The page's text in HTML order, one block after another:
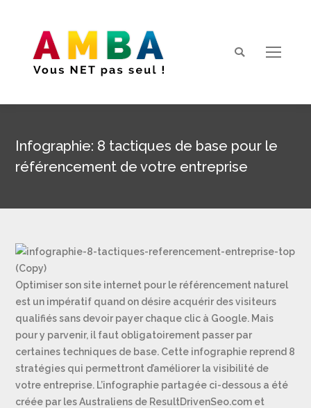
Search:
Infographie: 8 tactiques de base pour le
référencement de votre entreprise
Optimiser son site internet pour le référencement naturel
est un impératif quand on désire acquérir des visiteurs
qualifiés sans devoir payer chaque clic à Google. Mais
pour y parvenir, il faut obligatoirement passer par
certaines techniques de base. Cette infographie reprend 8
stratégies qui permettront d’améliorer la visibilité de
votre entreprise. L’infographie partagée ci-dessous a été
créée par les Australiens de ResultDrivenSeo.com et